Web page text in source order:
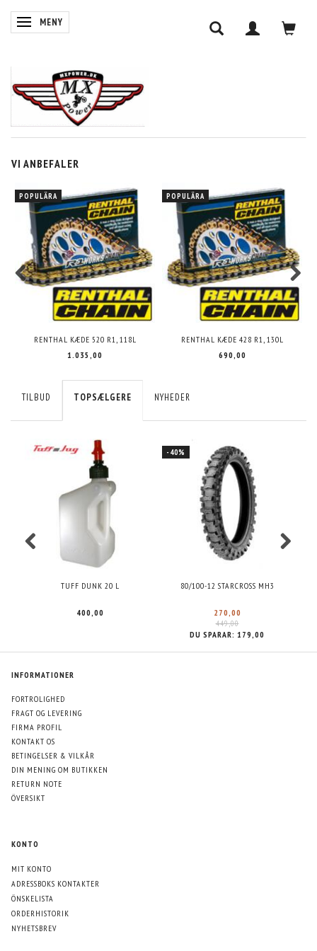
ÄNDRA NAVIGERING
MENY
VI ANBEFALER
POPULÄRA
RENTHAL KÆDE 520 R1, 118L
1.035,00
POPULÄRA
RENTHAL KÆDE 428 R1, 130L
690,00
TILBUD TOPSÆLGERE NYHEDER
TUFF DUNK 20 L
400,00
-40%
80/100-12 STARCROSS MH3
270,00
449,00
DU SPARAR: 179,00
INFORMATIONER
FORTROLIGHED
FRAGT OG LEVERING
FIRMA PROFIL
KONTAKT OS
BETINGELSER & VILKÅR
DIN MENING OM BUTIKKEN
RETURN NOTE
ÖVERSIKT
KONTO
MIT KONTO
ADRESSBOKS KONTAKTER
ÖNSKELISTA
ORDERHISTORIK
NYHETSBREV